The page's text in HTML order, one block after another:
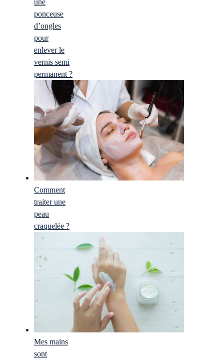
ponceuse
d’ongles
pour
enlever le
vernis semi
permanent ?
Comment
traiter une
peau
craquelée ?
Mes mains
sont